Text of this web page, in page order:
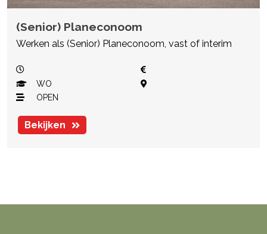
(Senior) Planeconoom
Werken als (Senior) Planeconoom, vast of interim
WO
OPEN
Bekijken